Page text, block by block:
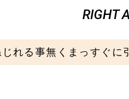
RIGHT
れる事無くまっすぐに